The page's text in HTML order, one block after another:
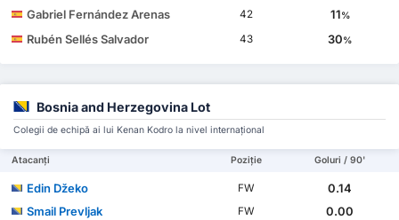
Gabriel Fernández Arenas 42 11%
Rubén Sellés Salvador 43 30%
Bosnia and Herzegovina Lot
Colegii de echipă ai lui Kenan Kodro la nivel internațional
Atacanți Poziție Goluri / 90'
Edin Džeko FW
0.14
Smail Prevljak
FW
0.00